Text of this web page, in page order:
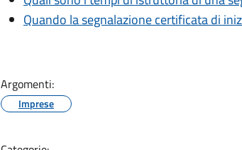
Quando la segnalazione certificata di
Argomenti:
Imprese